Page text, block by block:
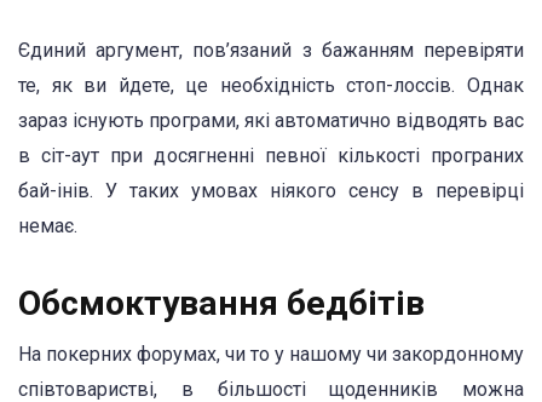
Єдиний аргумент, пов’язаний з бажанням перевіряти
те, як ви йдете, це необхідність стоп-лоссів. Однак
зараз існують програми, які автоматично відводять вас
в сіт-аут при досягненні певної кількості програних
бай-інів. У таких умовах ніякого сенсу в перевірці
немає.
Обсмоктування бедбітів
На покерних форумах, чи то у нашому чи закордонному
співтоваристві, в більшості щоденників можна